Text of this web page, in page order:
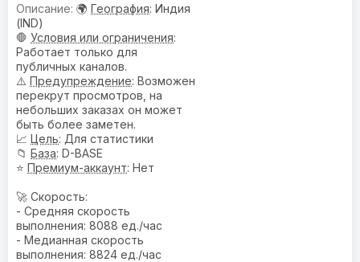
🌍 География: Индия
(IND)
🛑 Условия или ограничения:
Работает только для
публичных каналов.
⚠️ Предупреждениe: Возможен
перекрут просмотров, на
небольших заказах он может
быть более заметен.
📈 Цель: Для статистики
📁 База: D-BASE
⭐ Премиум-аккаунт: Нет
🚀 Скорость:
- Средняя скорость
выполнения: 8088 ед./час
- Медианная скорость
выполнения: 8824 ед./час